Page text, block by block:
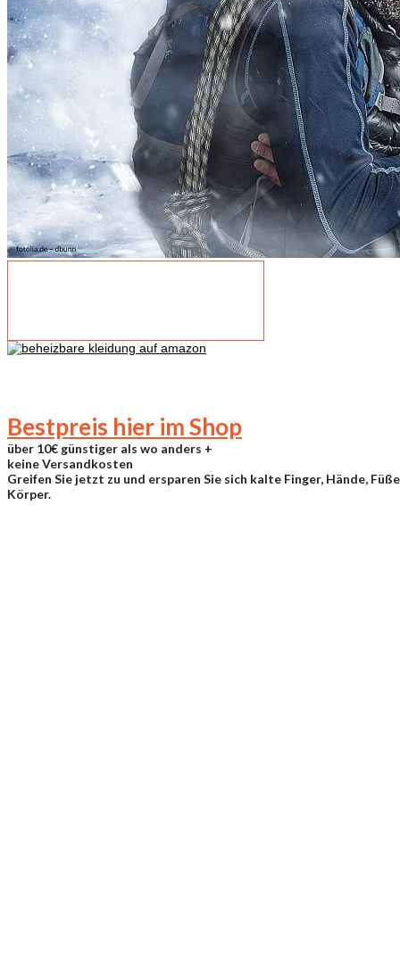
Bestpreis hier im Shop
über 10€ günstiger als wo anders +
keine Versandkosten
Greifen Sie jetzt zu und ersparen Sie sich kalte Finger, Hände,
Körper.